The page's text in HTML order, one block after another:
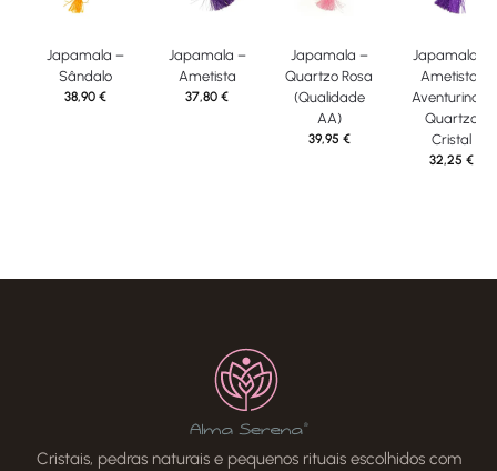
Japamala –
Sândalo
38,90 €
Japamala –
Ametista
37,80€
Japamala –
Quartzo Rosa
(Qualidade
AA)
39,95 €
Japamala –
Ametista,
Aventurina e
Quartzo
Cristal
32,25 €
Cristais, pedras naturais e pequenos rituais escolhidos com